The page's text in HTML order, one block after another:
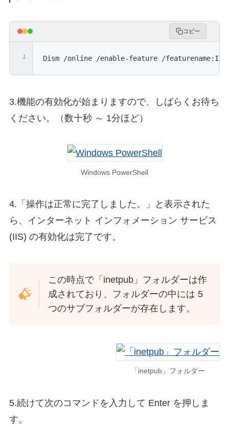
コピー
Dism /online /enable-feature /featurename:IIS-
3.機能の有効化が始まりますので、しばらくお待ち
ください。（数十秒 ～ 1分ほど）
Windows PowerShell
4.「操作は正常に完了しました。」と表示された
ら、インターネット インフォメーション サービス
(IIS) の有効化は完了です。
この時点で「inetpub」フォルダーは作
成されており、フォルダーの中には 5
つのサブフォルダーが存在します。
「inetpub」フォルダー
5.続けて次のコマンドを入力して Enter を押しま
す。